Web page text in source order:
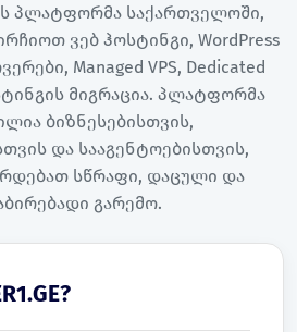
პლატფორმა საქართველოში,
ვებ ჰოსტინგი, WordPress
Managed VPS, Dedicated
მიგრაცია. პლატფორმა
ბიზნესებისთვის,
და სააგენტოებისთვის,
სწრაფი, დაცული და
გარემო.